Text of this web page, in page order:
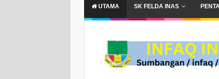
UTAMA SK FELDA INAS